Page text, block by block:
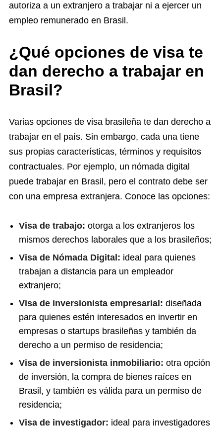
autoriza a un extranjero a trabajar ni a ejercer un
empleo remunerado en Brasil.
¿Qué opciones de visa te
dan derecho a trabajar en
Brasil?
Varias opciones de visa brasileña te dan derecho a
trabajar en el país. Sin embargo, cada una tiene
sus propias características, términos y requisitos
contractuales. Por ejemplo, un nómada digital
puede trabajar en Brasil, pero el contrato debe ser
con una empresa extranjera. Conoce las opciones:
Visa de trabajo: otorga a los extranjeros los
mismos derechos laborales que a los brasileños;
Visa de Nómada Digital: ideal para quienes
trabajan a distancia para un empleador
extranjero;
Visa de inversionista empresarial: diseñada
para quienes estén interesados ​​en invertir en
empresas o startups brasileñas y también da
derecho a un permiso de residencia;
Visa de inversionista inmobiliario: otra opción
de inversión, la compra de bienes raíces en
Brasil, y también es válida para un permiso de
residencia;
Visa de investigador: ideal para investigadores